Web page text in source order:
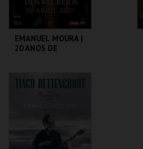
EMANUEL MOURA |
20 ANOS DE
COLISEU DE LISBOA
COMPRAR